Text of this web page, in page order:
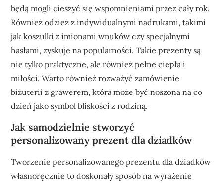
będą mogli cieszyć się wspomnieniami przez cały rok.
Również odzież z indywidualnymi nadrukami, takimi
jak koszulki z imionami wnuków czy specjalnymi
hasłami, zyskuje na popularności. Takie prezenty są
nie tylko praktyczne, ale również pełne ciepła i
miłości. Warto również rozważyć zamówienie
biżuterii z grawerem, która może być noszona na co
dzień jako symbol bliskości z rodziną.
Jak samodzielnie stworzyć
personalizowany prezent dla dziadków
Tworzenie personalizowanego prezentu dla dziadków
własnoręcznie to doskonały sposób na wyrażenie